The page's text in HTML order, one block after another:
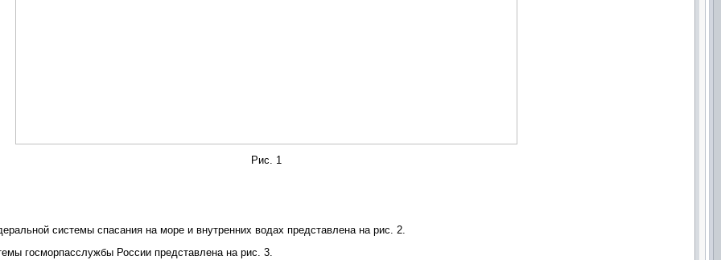
Рис. 1
системы спасания на море и внутренних водах представлена на рис. 2.
госморпасслужбы России представлена на рис. 3.